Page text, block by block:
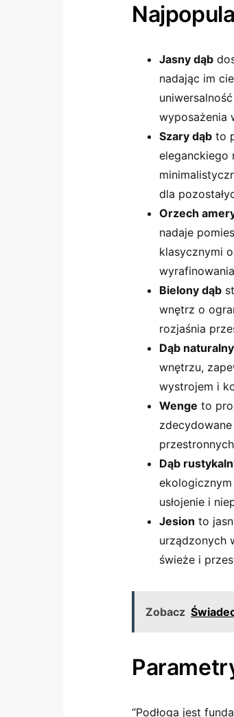
Jasny dąb
nadając im
wyposażenia
Szary dąb to
eleganckiego
dla
Orzech
nadaje
klasycznymi
Bielony dąb
wnętrz o
rozjaśnia
Dąb naturalny
wnętrzu,
wystrojem i
Wenge to
Dąb
usłojenie i
Jesion to
urządzonych
świeże i
Zobacz
“Podłoga jest